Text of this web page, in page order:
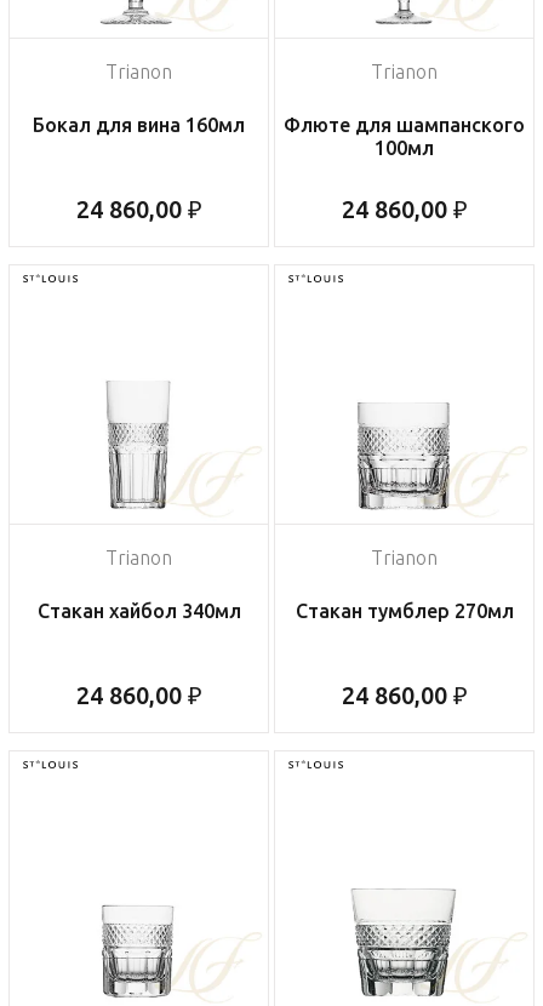
Trianon
Бокал для вина 160мл
24 860,00 ₽
Trianon
Флюте для шампанского
100мл
24 860,00 ₽
Trianon
Стакан хайбол 340мл
24 860,00 ₽
Trianon
Стакан тумблер 270мл
24 860,00 ₽